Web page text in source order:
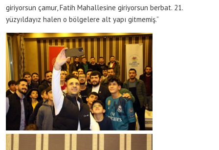
giriyorsun çamur, Fatih Mahallesine giriyorsun berbat. 21.
yüzyıldayız halen o bölgelere alt yapı gitmemiş.”